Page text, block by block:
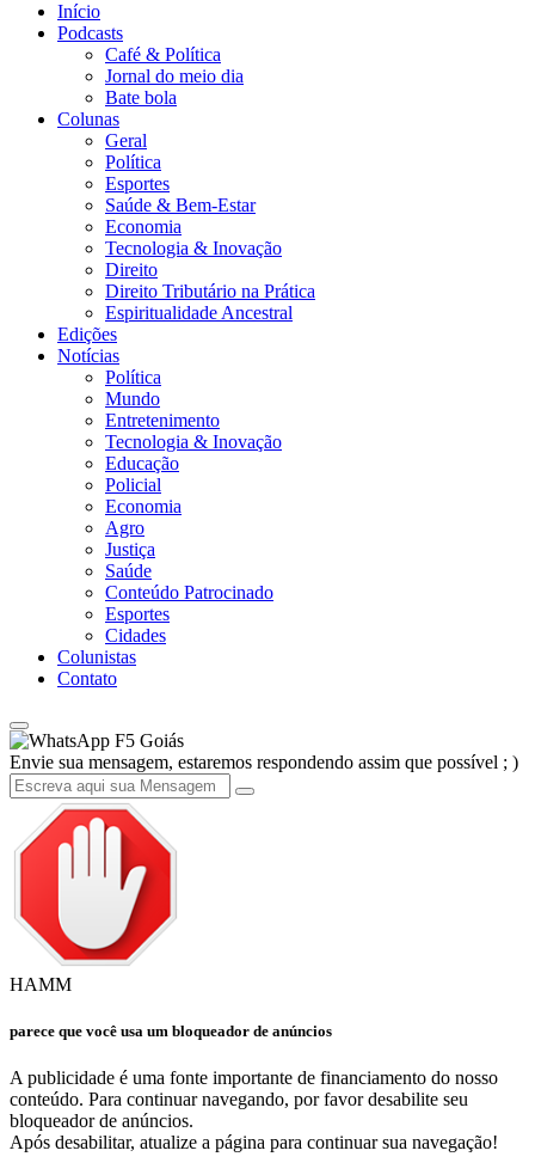
Início
Podcasts
Café & Política
Jornal do meio dia
Bate bola
Colunas
Geral
Política
Esportes
Saúde & Bem-Estar
Economia
Tecnologia & Inovação
Direito
Direito Tributário na Prática
Espiritualidade Ancestral
Edições
Notícias
Política
Mundo
Entretenimento
Tecnologia & Inovação
Educação
Policial
Economia
Agro
Justiça
Saúde
Conteúdo Patrocinado
Esportes
Cidades
Colunistas
Contato
F5 Goiás
Envie sua mensagem, estaremos respondendo assim que possível ; )
HAMM
parece que você usa um bloqueador de anúncios
A publicidade é uma fonte importante de financiamento do nosso
conteúdo. Para continuar navegando, por favor desabilite seu
bloqueador de anúncios.
Após desabilitar, atualize a página para continuar sua navegação!